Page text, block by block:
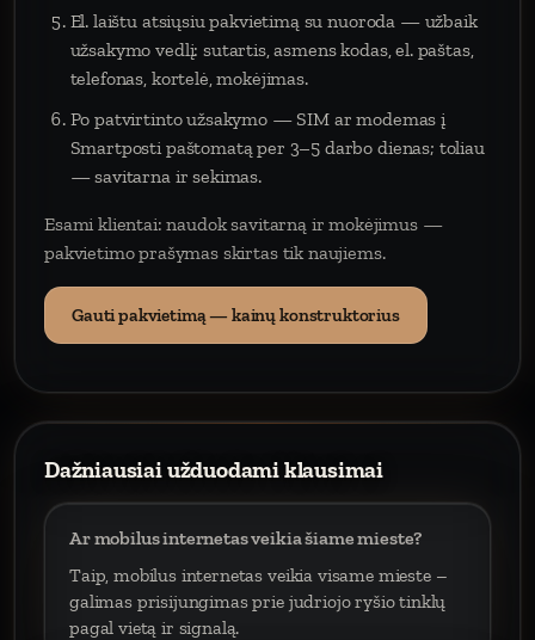
El. laištu atsiųsiu pakvietimą su nuoroda — užbaik
užsakymo vedlį: sutartis, asmens kodas, el. paštas,
telefonas, kortelė, mokėjimas.
Po patvirtinto užsakymo — SIM ar modemas į
Smartposti paštomatą per 3–5 darbo dienas; toliau
— savitarna ir sekimas.
Esami klientai: naudok savitarną ir mokėjimus —
pakvietimo prašymas skirtas tik naujiems.
Gauti pakvietimą — kainų konstruktorius
Dažniausiai užduodami klausimai
Ar mobilus internetas veikia šiame mieste?
Taip, mobilus internetas veikia visame mieste –
galimas prisijungimas prie judriojo ryšio tinklų
pagal vietą ir signalą.